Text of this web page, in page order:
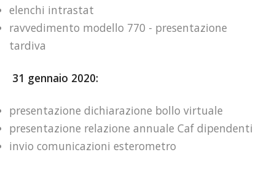
elenchi intrastat
ravvedimento modello 770 - presentazione
tardiva
31 gennaio 2020:
presentazione dichiarazione bollo virtuale
presentazione relazione annuale Caf dipendenti
invio comunicazioni esterometro